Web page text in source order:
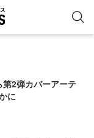
2弾カバーアーテ
に